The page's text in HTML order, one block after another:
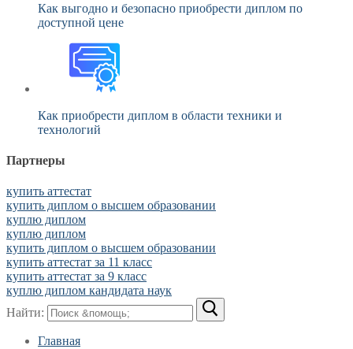
Как выгодно и безопасно приобрести диплом по
доступной цене
Как приобрести диплом в области техники и
технологий
Партнеры
купить аттестат
купить диплом о высшем образовании
куплю диплом
куплю диплом
купить диплом о высшем образовании
купить аттестат за 11 класс
купить аттестат за 9 класс
куплю диплом кандидата наук
Найти:
Главная